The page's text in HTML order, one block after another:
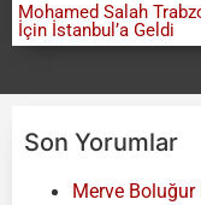
Mohamed Salah
İçin İstanbul’a Geldi
Son Yorumlar
Merve Boluğur